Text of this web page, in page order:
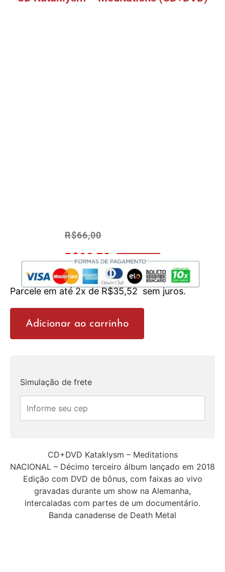
R$66,00
R$62,70 No Pix 5% OFF
Parcele em até 2x deR$35,52 sem juros.
Adicionar ao carrinho
Simulação de frete
CD+DVD Kataklysm – Meditations
NACIONAL – Décimo terceiro álbum lançado em 2018
Edição com DVD de bônus, com faixas ao vivo
gravadas durante um show na Alemanha,
intercaladas com partes de um documentário.
Banda canadense de Death Metal